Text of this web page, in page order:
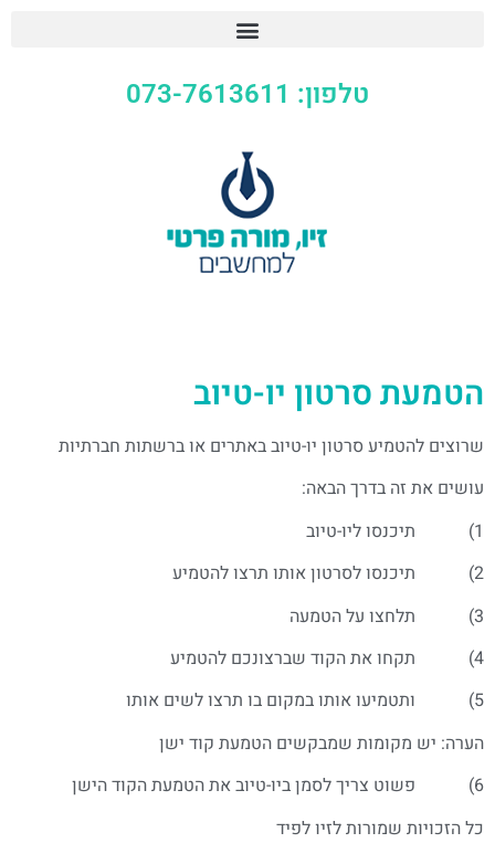
טלפון: 073-7613611
הטמעת סרטון יו-טיוב
שרוצים להטמיע סרטון יו-טיוב באתרים או ברשתות חברתיות
עושים את זה בדרך הבאה:
1) תיכנסו ליו-טיוב
2) תיכנסו לסרטון אותו תרצו להטמיע
3) תלחצו על הטמעה
4) תקחו את הקוד שברצונכם להטמיע
5) ותטמיעו אותו במקום בו תרצו לשים אותו
הערה: יש מקומות שמבקשים הטמעת קוד ישן
6) פשוט צריך לסמן ביו-טיוב את הטמעת הקוד הישן
כל הזכויות שמורות לזיו לפיד